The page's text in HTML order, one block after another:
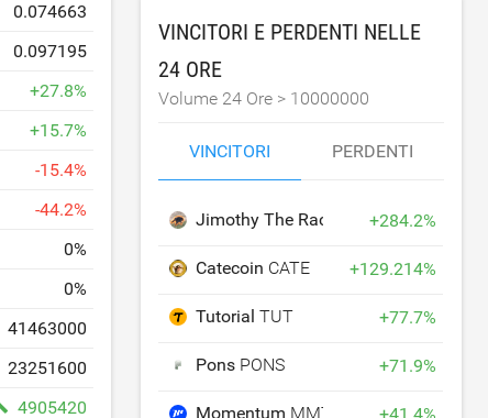
0.074663
0.097195
+27.8%
+15.7%
-15.4%
-44.2%
0%
0%
41463000
23251600
4905420
VINCITORI E PERDENTI NELLE
24 ORE
Volume 24 Ore > 10000000
VINCITORI PERDENTI
Jimothy The RaccoonJIMOTHY
+284.2%
Catecoin CATE +129.214%
TutorialTUT +77.7%
Pons PONS +71.9%
Momentum MMT